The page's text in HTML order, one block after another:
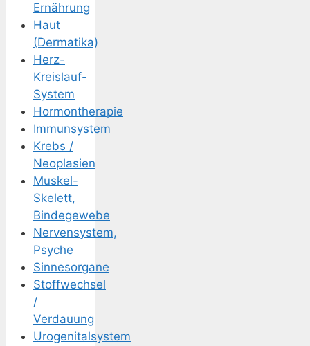
Ernährung
Haut
(Dermatika)
Herz-
Kreislauf-
System
Hormontherapie
Immunsystem
Krebs /
Neoplasien
Muskel-
Skelett,
Bindegewebe
Nervensystem,
Psyche
Sinnesorgane
Stoffwechsel
/
Verdauung
Urogenitalsystem